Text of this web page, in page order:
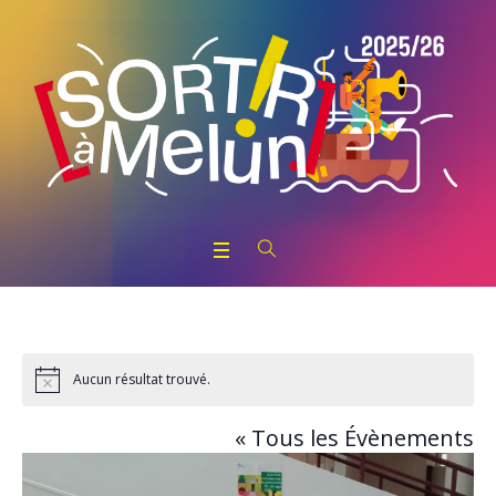
NoticeAucun résultat trouvé.
« Tous les Évènements